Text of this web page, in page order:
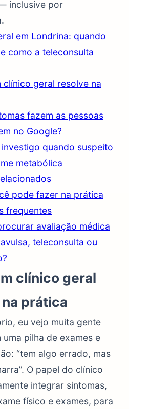
inclusive por
em Londrina: quando
como a teleconsulta
clínico geral resolve na
fazem as pessoas
no Google?
quando suspeito
metabólica
pode fazer na prática
frequentes
avaliação médica
teleconsulta ou
clínico geral
prática
eu vejo muita gente
pilha de exames e
“tem algo errado, mas
O papel do clínico
integrar sintomas,
físico e exames, para